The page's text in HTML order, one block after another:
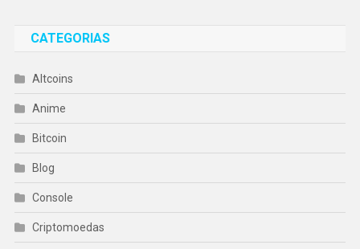
CATEGORIAS
Altcoins
Anime
Bitcoin
Blog
Console
Criptomoedas